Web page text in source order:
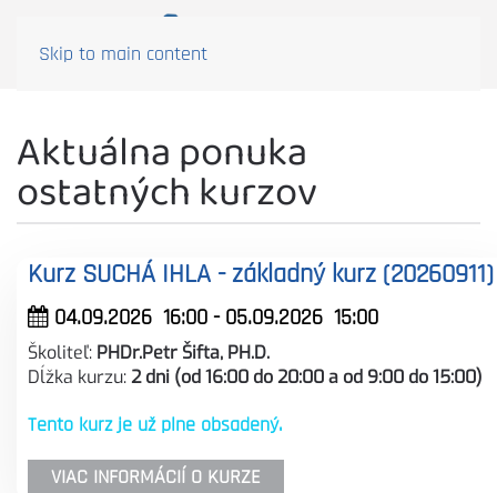
Skip to main content
Aktuálna ponuka
ostatných kurzov
Kurz SUCHÁ IHLA - základný kurz (20260911)
04.09.2026 16:00- 05.09.2026 15:00
Školiteľ: PHDr.Petr Šifta, PH.D.
Dĺžka kurzu:2 dni (od 16:00 do 20:00 a od 9:00 do 15:00)
Tento kurz je už plne obsadený.
VIAC INFORMÁCIÍ O KURZE